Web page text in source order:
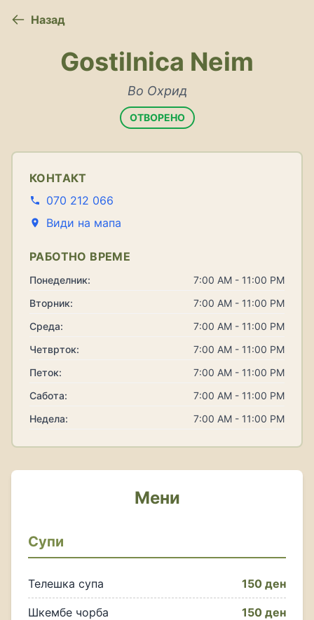
Назад
Gostilnica Neim
Во Охрид
ОТВОРЕНО
КОНТАКТ
070 212 066
Види на мапа
РАБОТНО ВРЕМЕ
Понеделник:
7:00 AM - 11:00 PM
Вторник:
7:00 AM - 11:00 PM
Среда:
7:00 AM - 11:00 PM
Четврток:
7:00 AM - 11:00 PM
Петок:
7:00 AM - 11:00 PM
Сабота:
7:00 AM - 11:00 PM
Недела:
7:00 AM - 11:00 PM
Мени
Супи
Телешка супа 150 ден
Шкембе чорба 150 ден